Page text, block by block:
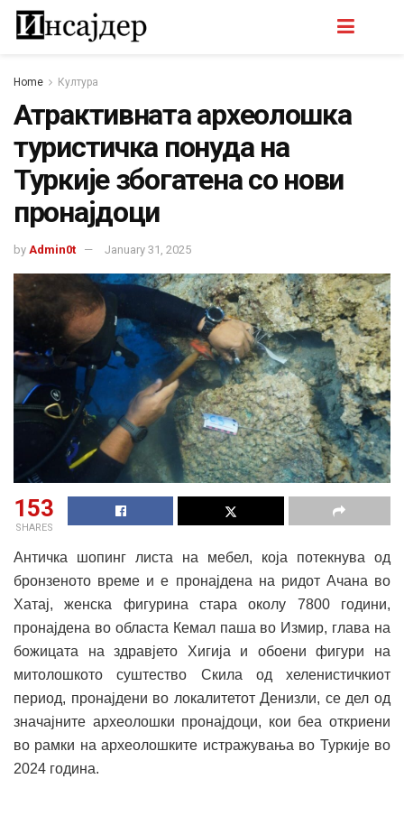
Home Култура
Атрактивната археолошка
туристичка понуда на
Туркије збогатена со нови
пронајдоци
by Admin0t January 31, 2025
153
SHARES
Античка шопинг листа на мебел, која потекнува од
бронзеното време и е пронајдена на ридот Ачана во
Хатај, женска фигурина стара околу 7800 години,
пронајдена во областа Кемал паша во Измир, глава на
божицата на здравјето Хигија и обоени фигури на
митолошкото суштество Скила од хеленистичкиот
период, пронајдени во локалитетот Денизли, се дел од
значајните археолошки пронајдоци, кои беа откриени
во рамки на археолошките истражувања во Туркије во
2024 година.